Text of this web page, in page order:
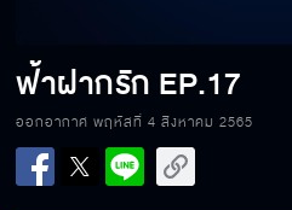
ฟ้าฝากรัก EP.17
ออกอากาศ พฤหัสที่ 4 สิงหาคม 2565